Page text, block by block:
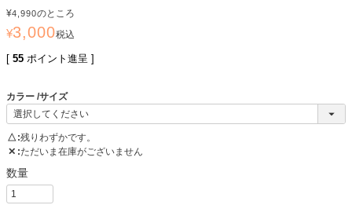
¥4,990のところ
¥3,000税込
[ 55 ポイント進呈 ]
カラー サイズ
△ 残りわずかです。
✕ ただいま在庫がございません